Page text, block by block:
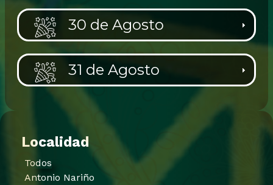
Localidad
Todos
Antonio Nariño
30 de Agosto
31 de Agosto